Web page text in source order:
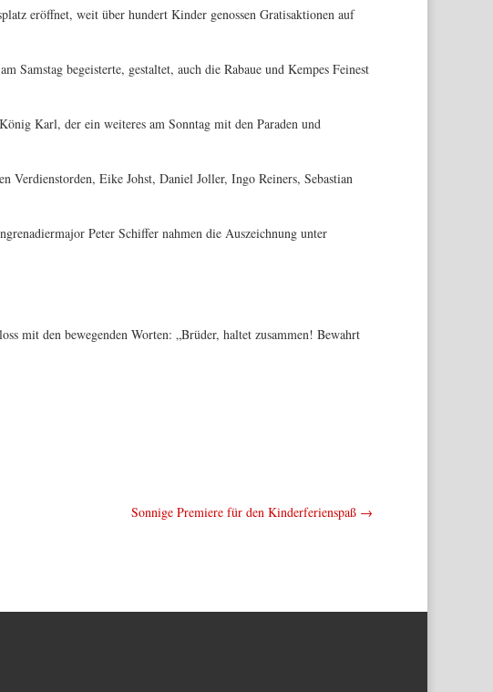
eröffnet, weit über hundert Kinder genossen Gratisaktionen auf
Samstag begeisterte, gestaltet, auch die Rabaue und Kempes Feinest
Karl, der ein weiteres am Sonntag mit den Paraden und
Verdienstorden, Eike Johst, Daniel Joller, Ingo Reiners, Sebastian
Peter Schiffer nahmen die Auszeichnung unter
mit den bewegenden Worten: „Brüder, haltet zusammen! Bewahrt
Sonnige Premiere für den Kinderferienspaß →